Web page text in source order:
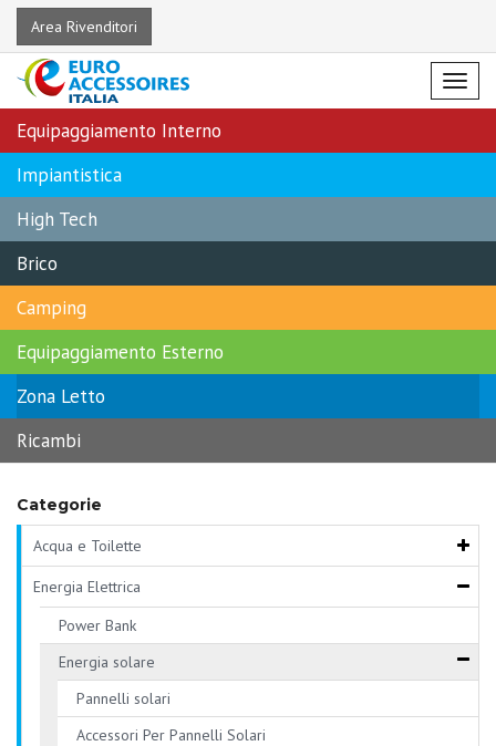
Area Rivenditori
Menu
Equipaggiamento Interno
Impiantistica
High Tech
Brico
Camping
Equipaggiamento Esterno
Zona Letto
Ricambi
Categorie
Acqua e Toilette
Energia Elettrica
Power Bank
Energia solare
Pannelli solari
Accessori Per Pannelli Solari